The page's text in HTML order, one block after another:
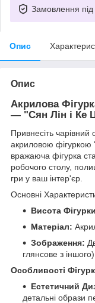
Замовлення під
Опис
Опис
Акрилова
— "Сян Лін і Ке
Привнесіть чарівний
акриловою фігуркою
вражаюча фігурка
робочого столу,
гри у ваш інтер'єр.
Основні
Висота
Матеріал:
Зображення:
глянсове з іншого)
Особливості
Естетичний
детальні образи